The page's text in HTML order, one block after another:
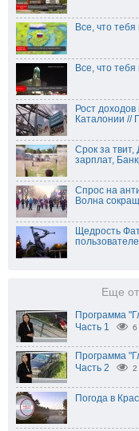
Все, что
Все, что
Рост
Каталонии //
Срок за твит,
зарплат,
Спрос на
Волна
Щедрость
Еще
Программа
Часть 1
6
Программа
Часть 2
2
Погода в